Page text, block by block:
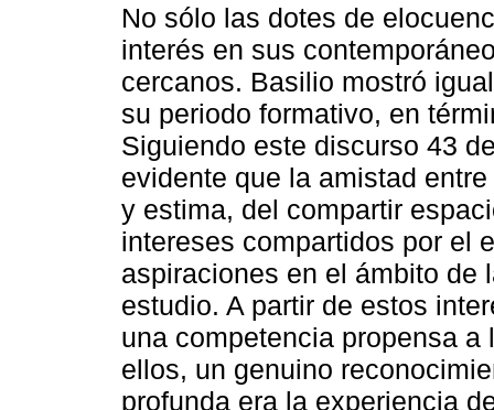
No sólo las dotes de
interés en sus
cercanos. Basilio mostró
su periodo formativo, en
Siguiendo este discurso 43
evidente que la amistad
y estima, del compartir
intereses compartidos por el
aspiraciones en el ámbito de
estudio. A partir de estos
una competencia propensa
ellos, un genuino
profunda era la experiencia